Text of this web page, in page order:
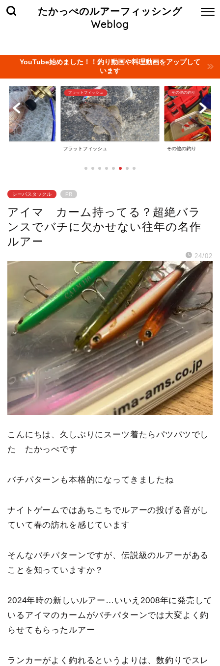
たかっぺのルアーフィッシング
Weblog
YouTube始めました！！釣り動画や料理動画をアップして
います
その他の釣り
その他の釣り
釣りのお小遣い稼ぎ（副業
釣りのお小遣い稼ぎ（
シーバスタックル PR
アイマ カーム持ってる？超絶バラ
ンスでバチに欠かせない往年の名作
ルアー
24/02
こんにちは、久しぶりにスーツ着たらパツパツでし
た たかっぺです
バチパターンも本格的になってきましたね
ナイトゲームではあちこちでルアーの投げる音がし
ていて春の訪れを感じています
そんなバチパターンですが、伝説級のルアーがある
ことを知っていますか？
2024年時の新しいルアー…いいえ2008年に発売して
いるアイマのカームがバチパターンでは大変よく釣
らせてもらったルアー
ランカーがよく釣れるというよりは、数釣りでスレ